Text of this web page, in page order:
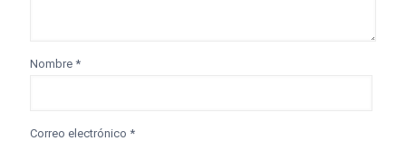
Nombre *
Correo electrónico *